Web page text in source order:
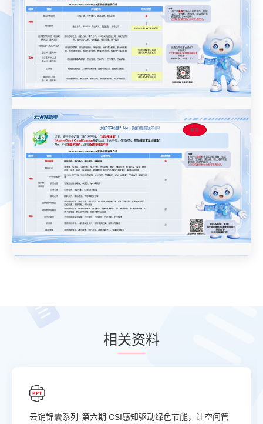
相关资料
云销锦囊系列-第六期 CSI感知驱动绿色节能，让空间管